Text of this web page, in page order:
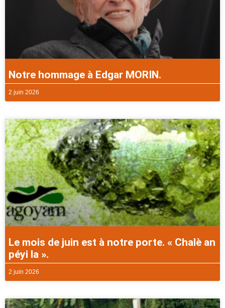
Notre hommage à Edgar MORIN.
2 juin 2026
Le mois de juin est à notre porte. « Chalè an
péyi la ».
2 juin 2026